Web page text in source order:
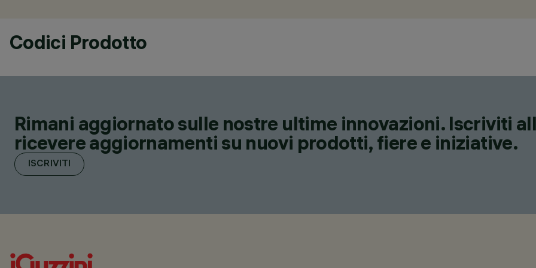
Codici Prodotto
Rimani aggiornato sulle nostre ultime innovazioni. Iscriviti
ricevere aggiornamenti su nuovi prodotti, fiere e iniziative.
ISCRIVITI